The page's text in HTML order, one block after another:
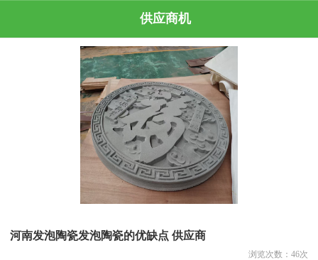
供应商机
河南发泡陶瓷发泡陶瓷的优缺点 供应商
浏览次数： 46次